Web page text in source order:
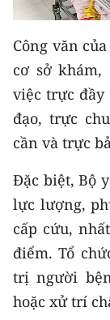
BẠN ĐỌC
KIỂM CHỨNG
TRI THỨC
54 DÂN TỘC
CHƯƠNG
MỘT SẢN
RADIO
Công văn
cơ sở
việc trực đầy
đạo, trực
cần và trực
Đặc biệt, Bộ
lực lượng,
cấp cứu,
điểm. Tổ
trị người
hoặc xử trí